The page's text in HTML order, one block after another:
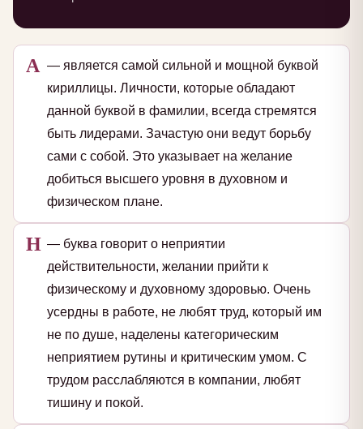
А — является самой сильной и мощной буквой
кириллицы. Личности, которые обладают
данной буквой в фамилии, всегда стремятся
быть лидерами. Зачастую они ведут борьбу
сами с собой. Это указывает на желание
добиться высшего уровня в духовном и
физическом плане.
Н — буква говорит о неприятии
действительности, желании прийти к
физическому и духовному здоровью. Очень
усердны в работе, не любят труд, который им
не по душе, наделены категорическим
неприятием рутины и критическим умом. С
трудом расслабляются в компании, любят
тишину и покой.